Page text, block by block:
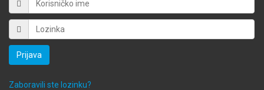
Prijava
Zaboravili ste lozinku?